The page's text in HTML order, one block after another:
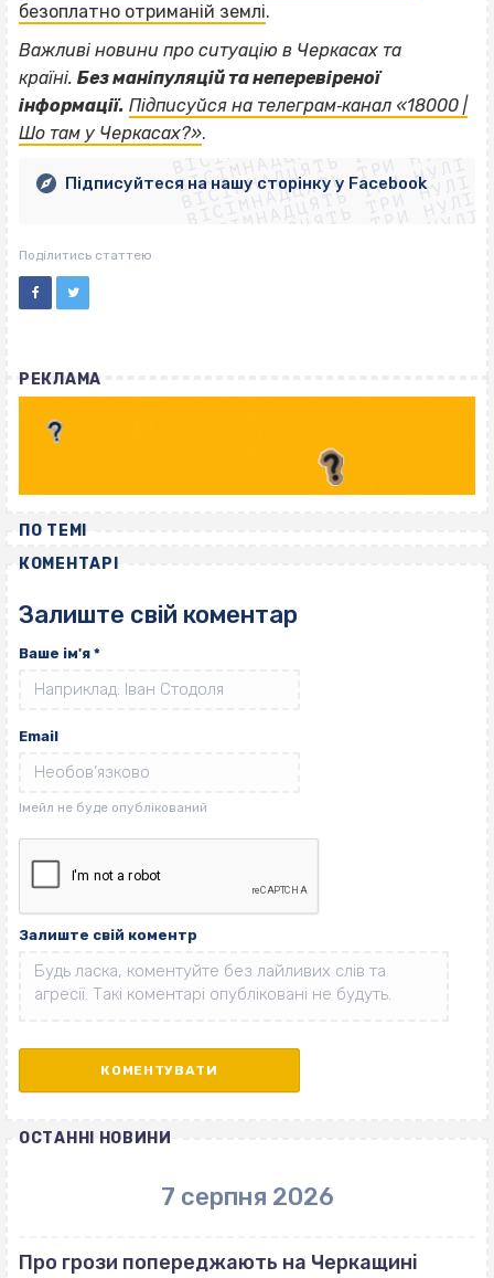
безоплатно отриманій землі.
Важливі новини про ситуацію в Черкасах та
країні. Без маніпуляцій та неперевіреної
інформації. Підписуйся на телеграм‐канал «18000 |
Шо там у Черкасах?».
ВІСІМНАДЦЯТЬ ТРИ НУЛІ
ВІСІМНАДЦЯТЬ ТРИ НУЛІ
ВІСІМНАДЦЯТЬ ТРИ НУЛІ
ВІСІМНАДЦЯТЬ ТРИ НУЛІ
ВІСІМНАДЦЯТЬ ТРИ НУЛІ
ВІСІМНАДЦЯТЬ ТРИ НУЛІ
ВІСІМНАДЦЯТЬ ТРИ НУЛІ
ВІСІМНАДЦЯТЬ ТРИ НУЛІ
Підписуйтеся на нашу сторінку у Facebook
Поділитись статтею
РЕКЛАМА
ПО ТЕМІ
КОМЕНТАРІ
Залиште свій коментар
Ваше ім'я *
Email
Залиште свій коментр
ОСТАННІ НОВИНИ
7 серпня 2026
Про грози попереджають на Черкащині